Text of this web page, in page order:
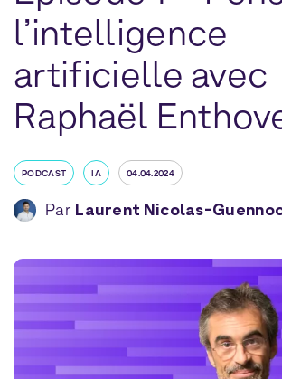
l’intelligence
artificielle avec
Raphaël
PODCAST IA 04.04.2024
Par Laurent Nicolas-